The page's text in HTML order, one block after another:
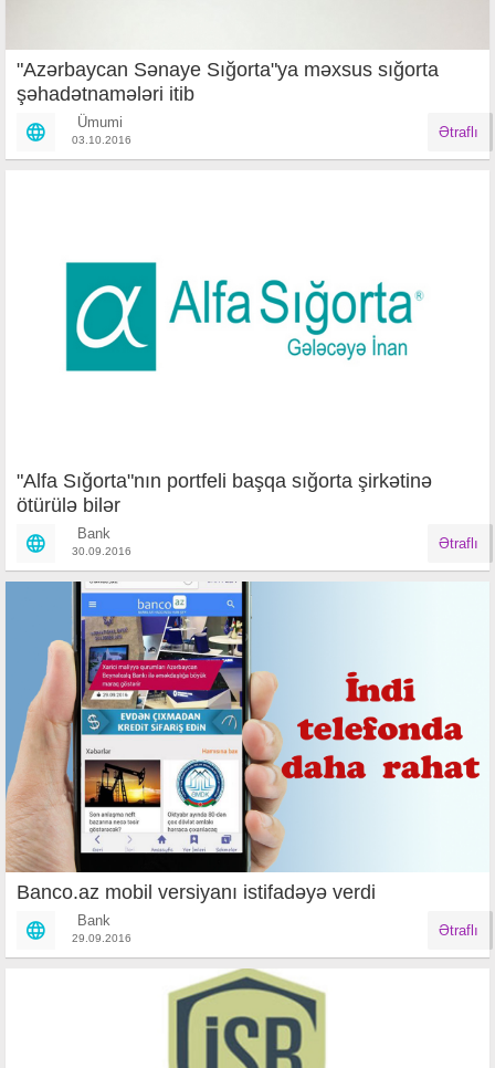
"Azərbaycan Sənaye Sığorta"ya məxsus sığorta
şəhadətnamələri itib
Ümumi
03.10.2016 Ətraflı
"Alfa Sığorta"nın portfeli başqa sığorta şirkətinə
ötürülə bilər
Bank
30.09.2016 Ətraflı
Banco.az mobil versiyanı istifadəyə verdi
Bank
29.09.2016 Ətraflı